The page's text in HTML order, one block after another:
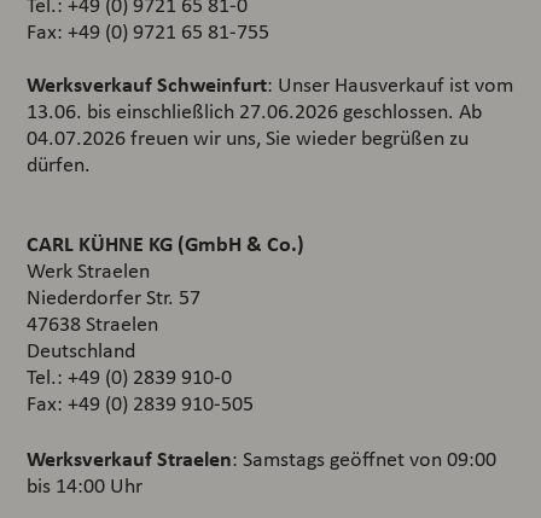
Fax: +49 (0) 9721 65 81-755
Werksverkauf Schweinfurt: Unser Hausverkauf ist vom
13.06. bis einschließlich 27.06.2026 geschlossen. Ab
04.07.2026 freuen wir uns, Sie wieder begrüßen zu
dürfen.
CARL KÜHNE KG (GmbH & Co.)
Werk Straelen
Niederdorfer Str. 57
47638 Straelen
Deutschland
Tel.: +49 (0) 2839 910-0
Fax: +49 (0) 2839 910-505
Werksverkauf Straelen: Samstags geöffnet von 09:00
bis 14:00 Uhr